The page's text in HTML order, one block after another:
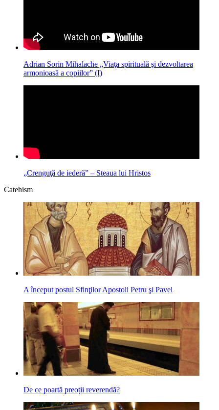
Adrian Sorin Mihalache „Viaţa spirituală şi dezvoltarea
armonioasă a copiilor” (I)
„Crenguţă de iederă” – Steaua lui Hristos
Catehism
A început postul Sfinţilor Apostoli Petru şi Pavel
De ce poartă preoții reverendă?